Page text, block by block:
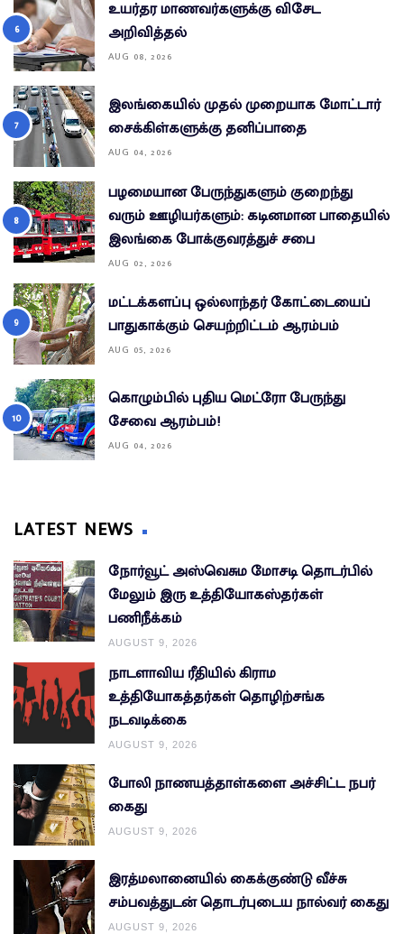
உயர்தர மாணவர்களுக்கு விசேட
அறிவித்தல்
AUG 08, 2026
இலங்கையில் முதல் முறையாக மோட்டார்
சைக்கிள்களுக்கு தனிப்பாதை
AUG 04, 2026
பழமையான பேருந்துகளும் குறைந்து
வரும் ஊழியர்களும்: கடினமான பாதையில்
இலங்கை போக்குவரத்துச் சபை
AUG 02, 2026
மட்டக்களப்பு ஒல்லாந்தர் கோட்டையைப்
பாதுகாக்கும் செயற்றிட்டம் ஆரம்பம்
AUG 05, 2026
கொழும்பில் புதிய மெட்ரோ பேருந்து
சேவை ஆரம்பம்!
AUG 04, 2026
LATEST NEWS
நோர்வூட் அஸ்வெசும மோசடி தொடர்பில்
மேலும் இரு உத்தியோகஸ்தர்கள்
பணிநீக்கம்
AUGUST 9, 2026
நாடளாவிய ரீதியில் கிராம
உத்தியோகத்தர்கள் தொழிற்சங்க
நடவடிக்கை
AUGUST 9, 2026
போலி நாணயத்தாள்களை அச்சிட்ட நபர்
கைது
AUGUST 9, 2026
இரத்மலானையில் கைக்குண்டு வீச்சு
சம்பவத்துடன் தொடர்புடைய நால்வர் கைது
AUGUST 9, 2026